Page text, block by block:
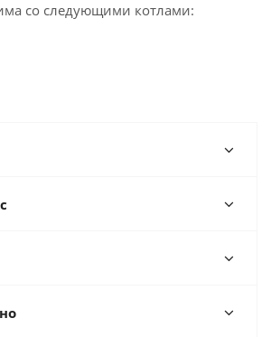
со следующими котлами: